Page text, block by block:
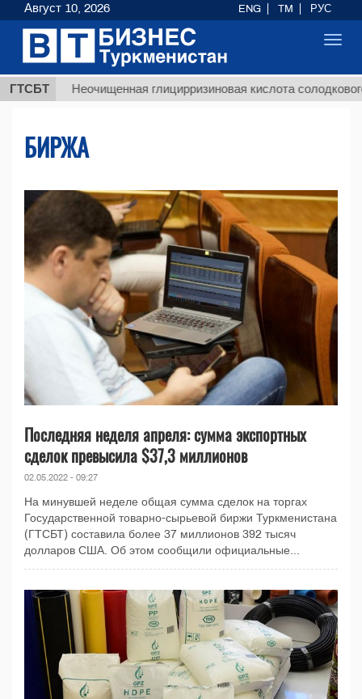
ГТСБТ
Неочищенная глицирризиновая кислота солодкового корня
БИРЖА
Последняя неделя апреля: сумма экспортных
сделок превысила $37,3 миллионов
02.05.2022 - 09:27
На минувшей неделе общая сумма сделок на торгах
Государственной товарно-сырьевой биржи Туркменистана
(ГТСБТ) составила более 37 миллионов 392 тысяч
долларов США. Об этом сообщили официальные...
Август 10, 2026 ENG TM РУС